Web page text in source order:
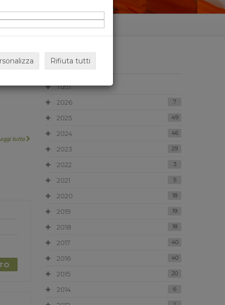
tutto
ARCHIVIO
Tutti
2026
7
2025 49
2024 46
2023 29
2022 3
2021 5
2020 18
2019 19
2018 18
2017 40
2016 40
2015 20
2014 6
Rifiuta tutti